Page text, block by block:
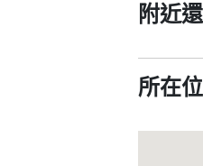
附近
所在